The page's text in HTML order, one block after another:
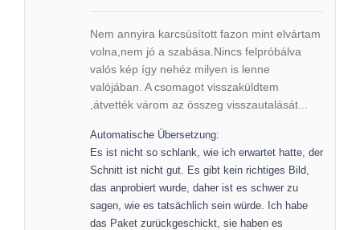
Nem annyira karcsúsított fazon mint elvártam
volna,nem jó a szabása.Nincs felpróbálva
valós kép így nehéz milyen is lenne
valójában. A csomagot visszaküldtem
,átvették várom az összeg visszautalását...
Automatische Übersetzung:
Es ist nicht so schlank, wie ich erwartet hatte, der
Schnitt ist nicht gut. Es gibt kein richtiges Bild,
das anprobiert wurde, daher ist es schwer zu
sagen, wie es tatsächlich sein würde. Ich habe
das Paket zurückgeschickt, sie haben es